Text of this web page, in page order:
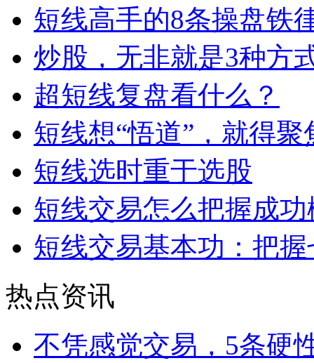
短线高手的8条操盘铁
炒股，无非就是3种方
超短线复盘看什么？
短线想“悟道”，就得
短线选时重于选股
短线交易怎么把握成
短线交易基本功：把
热点资讯
不凭感觉交易，5条硬